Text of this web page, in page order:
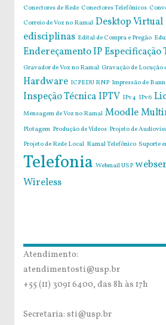
Conectores de Rede Conectores Telefônicos
Correio de Voz no Ramal Desktop Virtual
edisciplinas Edital de Compra e Pregão
Endereçamento IPEspecificação
Gravador de Voz no Ramal Gravação de Locução
Hardware ICPEDU RNP Impressão de
Inspeção TécnicaIPTV IPv4 IPv6
Mensagem de Voz no Ramal Moodle
Plotagem Produção de Vídeos Projeto de
Projeto de Rede Local Ramal Telefônico Suporte
Telefonia Webmail USP
Wireless
Atendimento:
atendimentosti@usp.br
+55 (11) 3091 6400, das 8h às 17h
Secretaria: sti@usp.br